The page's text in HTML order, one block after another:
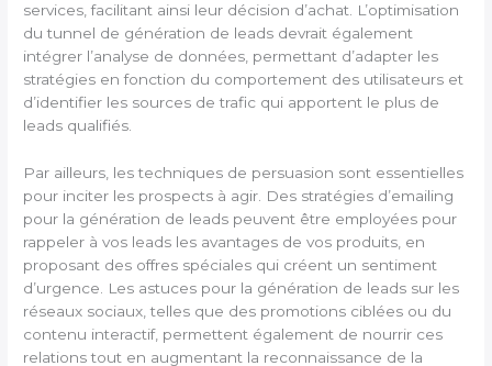
services, facilitant ainsi leur décision d’achat. L’optimisation
du tunnel de génération de leads devrait également
intégrer l’analyse de données, permettant d’adapter les
stratégies en fonction du comportement des utilisateurs et
d’identifier les sources de trafic qui apportent le plus de
leads qualifiés.
Par ailleurs, les techniques de persuasion sont essentielles
pour inciter les prospects à agir. Des stratégies d’emailing
pour la génération de leads peuvent être employées pour
rappeler à vos leads les avantages de vos produits, en
proposant des offres spéciales qui créent un sentiment
d’urgence. Les astuces pour la génération de leads sur les
réseaux sociaux, telles que des promotions ciblées ou du
contenu interactif, permettent également de nourrir ces
relations tout en augmentant la reconnaissance de la